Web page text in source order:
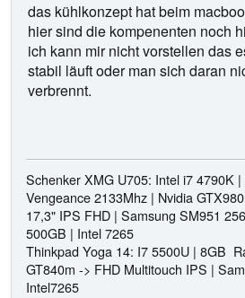
das kühlkonzept hat beim
hier sind die kompenenten noch
ich kann mir nicht vorstellen das
stabil läuft oder man sich daran
verbrennt.
Schenker XMG U705: Intel i7 4790K
Vengeance 2133Mhz | Nvidia
17,3" IPS FHD | Samsung SM951
500GB | Intel 7265
Thinkpad Yoga 14: I7 5500U | 8GB
GT840m -> FHD Multitouch IPS |
Intel7265